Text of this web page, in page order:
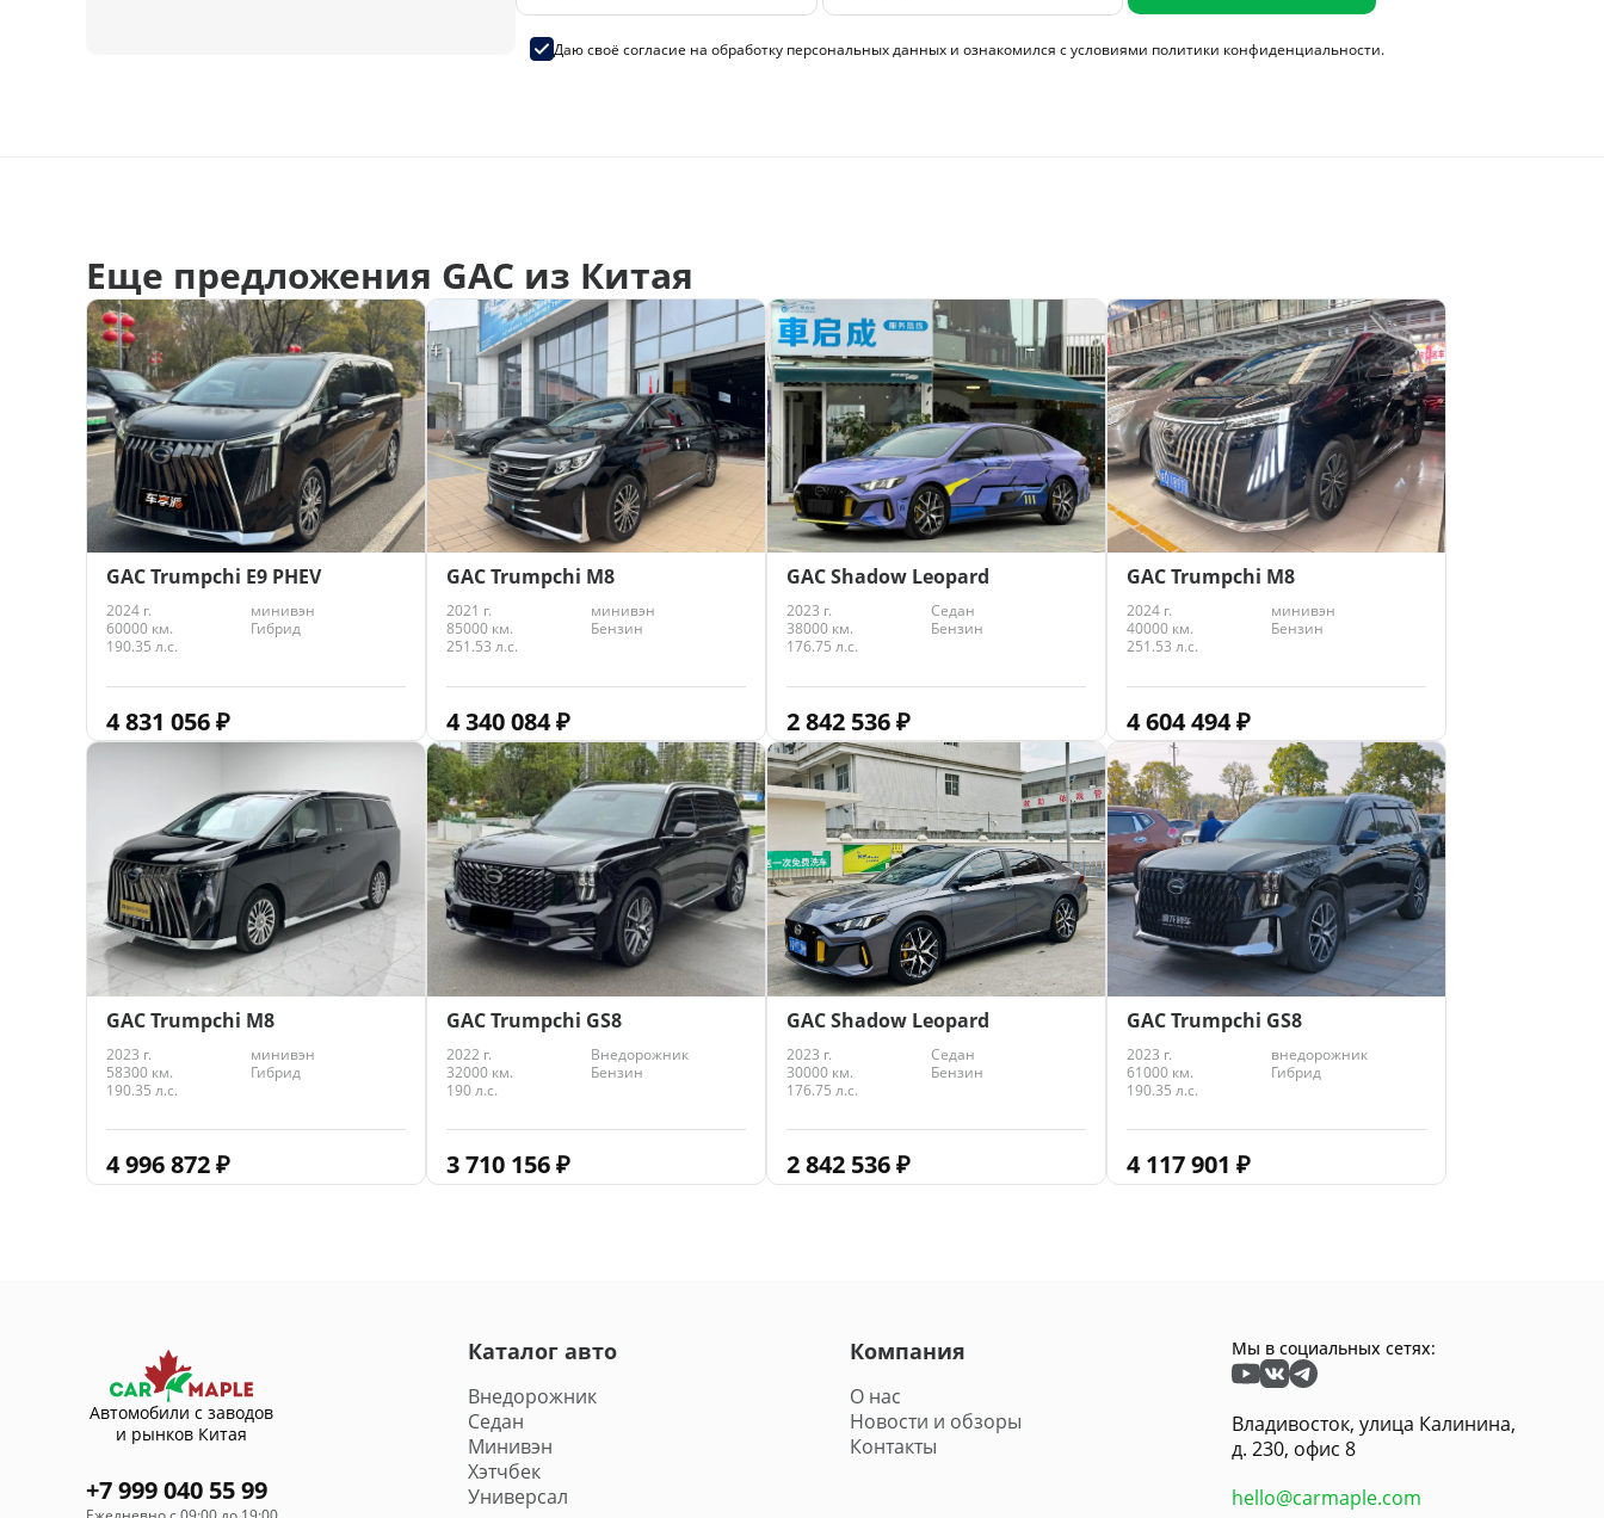
Даю своё согласие на обработку персональных данных и ознакомился с условиями политики конфиденциальности.
Еще предложения GAC из Китая
GAC Trumpchi E9 PHEV
2024 г.
минивэн
60000 км.
Гибрид
190.35 л.с.
4 831 056₽
GAC Trumpchi M8
2021 г.
минивэн
85000 км.
Бензин
251.53 л.с.
4 340 084₽
GAC Shadow Leopard
2023 г.
Седан
38000 км.
Бензин
176.75 л.с.
2 842 536₽
GAC Trumpchi M8
2024 г.
минивэн
40000 км.
Бензин
251.53 л.с.
4 604 494₽
GAC Trumpchi M8
2023 г.
минивэн
58300 км.
Гибрид
190.35 л.с.
4 996 872₽
GAC Trumpchi GS8
2022 г.
Внедорожник
32000 км.
Бензин
190 л.с.
3 710 156₽
GAC Shadow Leopard
2023 г.
Седан
30000 км.
Бензин
176.75 л.с.
2 842 536₽
GAC Trumpchi GS8
2023 г.
внедорожник
61000 км.
Гибрид
190.35 л.с.
4 117 901 ₽
Автомобили с заводов
и рынков Китая
+7 999 040 55 99
Каталог авто
Внедорожник
Седан
Минивэн
Хэтчбек
Универсал
Компания
О нас
Новости и обзоры
Контакты
Мы в социальных сетях:
Владивосток, улица Калинина,
д. 230, офис 8
hello@carmaple.com